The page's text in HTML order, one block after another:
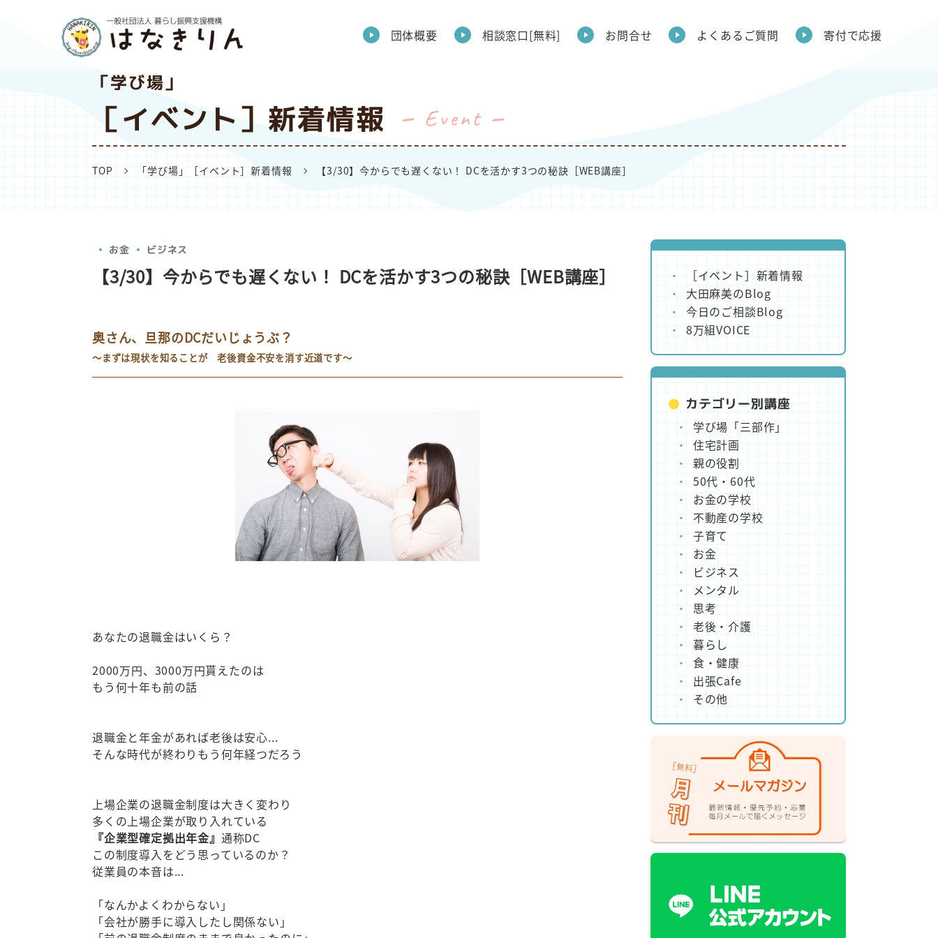
団体概要 相談窓口[無料] お問合せ よくあるご質問 寄付で応援
「学び場」
［イベント］新着情報 Event
TOP 「学び場」［イベント］新着情報 【3/30】今からでも遅くない！ DCを活かす3つの秘訣［WEB講座］
お金 ビジネス
【3/30】今からでも遅くない！ DCを活かす3つの秘訣［WEB講座］
奥さん、旦那のDCだいじょうぶ？
～まずは現状を知ることが 老後資金不安を消す近道です～
あなたの退職金はいくら？
2000万円、3000万円貰えたのは
もう何十年も前の話
退職金と年金があれば老後は安心...
そんな時代が終わりもう何年経つだろう
上場企業の退職金制度は大きく変わり
多くの上場企業が取り入れている
『企業型確定拠出年金』 通称DC
この制度導入をどう思っているのか？
従業員の本音は...
「なんかよくわからない」
「会社が勝手に導入したし関係ない」
［イベント］新着情報
大田麻美のBlog
今日のご相談Blog
8万組VOICE
カテゴリー別講座
学び場「三部作」
住宅計画
親の役割
50代・60代
お金の学校
不動産の学校
子育て
お金
ビジネス
メンタル
思考
老後・介護
暮らし
食・健康
出張Cafe
その他